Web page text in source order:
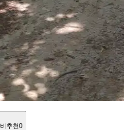
비추천0